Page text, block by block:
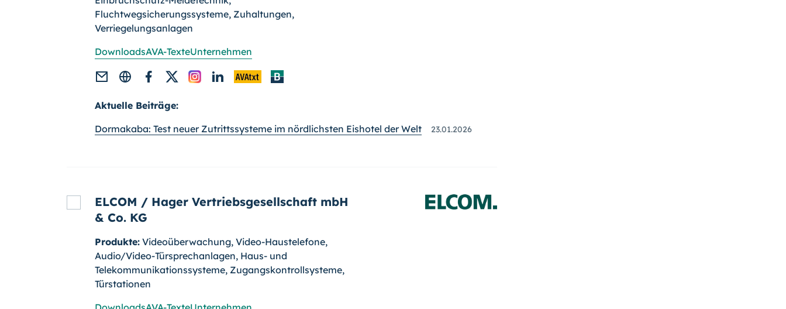
Fluchtwegsicherungssysteme, Zuhaltungen,
Verriegelungsanlagen
DownloadsAVA-TexteUnternehmen
Aktuelle Beiträge:
Dormakaba: Test neuer Zutrittssysteme im nördlichsten Eishotel der Welt
23.01.2026
ELCOM / Hager Vertriebsgesellschaft mbH
& Co. KG
Produkte: Videoüberwachung, Video-Haustelefone,
Audio/Video-Türsprechanlagen, Haus- und
Telekommunikationssysteme, Zugangskontrollsysteme,
Türstationen